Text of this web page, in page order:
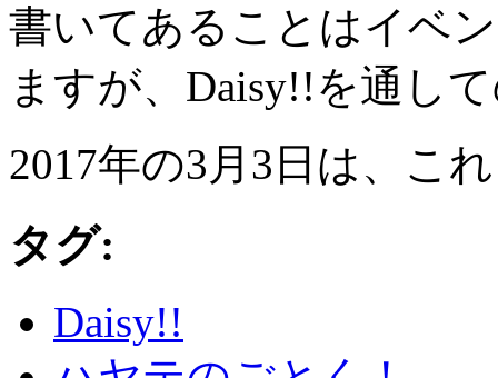
書いてあることはイベ
ますが、Daisy!!を通し
2017年の3月3日は、こ
タグ:
Daisy!!